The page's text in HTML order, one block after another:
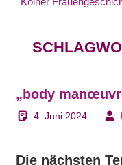
„body
4. Juni 2024
Die nächsten